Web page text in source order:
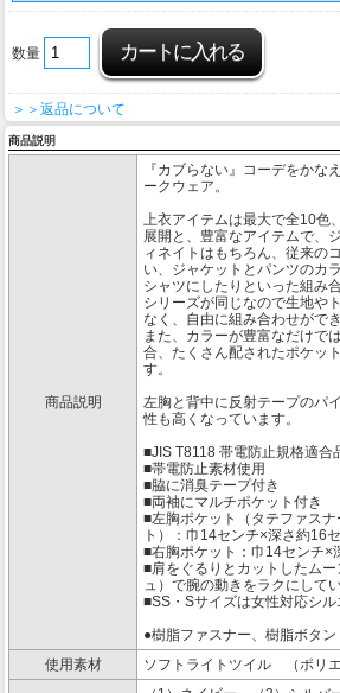
数量
＞＞返品について
商品説明
商品説明
『カブらない』コーデをかな
ークウェア。
上衣アイテムは最大で全10色
展開と、豊富なアイテムで、
ィネイトはもちろん、従来の
い、ジャケットとパンツのカ
シャツにしたりといった組み
シリーズが同じなので生地や
なく、自由に組み合わせができ
また、カラーが豊富なだけで
合、たくさん配されたポケッ
す。
左胸と背中に反射テープのパ
性も高くなっています。
■JIS T8118 帯電防止規格適合
■帯電防止素材使用
■脇に消臭テープ付き
■両袖にマルチポケット付き
■左胸ポケット（タテファス
ト）：巾14センチ×深さ約16
■右胸ポケット：巾14センチ×
■肩をぐるりとカットしたム
ュ）で腕の動きをラクにしてい
■SS・Sサイズは女性対応シル
●樹脂ファスナー、樹脂ボタン
使用素材
ソフトライトツイル （ポリ